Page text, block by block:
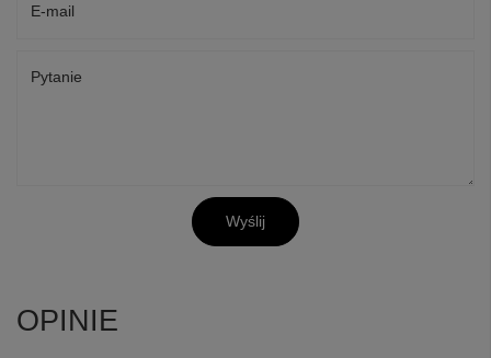
E-mail
Pytanie
Wyślij
OPINIE